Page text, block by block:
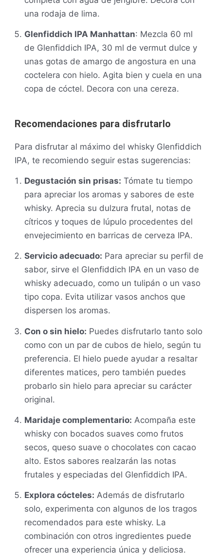
una rodaja de lima.
Glenfiddich IPA Manhattan: Mezcla 60 ml
de Glenfiddich IPA, 30 ml de vermut dulce y
unas gotas de amargo de angostura en una
coctelera con hielo. Agita bien y cuela en una
copa de cóctel. Decora con una cereza.
Recomendaciones para disfrutarlo
Para disfrutar al máximo del whisky Glenfiddich
IPA, te recomiendo seguir estas sugerencias:
Degustación sin prisas: Tómate tu tiempo
para apreciar los aromas y sabores de este
whisky. Aprecia su dulzura frutal, notas de
cítricos y toques de lúpulo procedentes del
envejecimiento en barricas de cerveza IPA.
Servicio adecuado: Para apreciar su perfil de
sabor, sirve el Glenfiddich IPA en un vaso de
whisky adecuado, como un tulipán o un vaso
tipo copa. Evita utilizar vasos anchos que
dispersen los aromas.
Con o sin hielo: Puedes disfrutarlo tanto solo
como con un par de cubos de hielo, según tu
preferencia. El hielo puede ayudar a resaltar
diferentes matices, pero también puedes
probarlo sin hielo para apreciar su carácter
original.
Maridaje complementario: Acompaña este
whisky con bocados suaves como frutos
secos, queso suave o chocolates con cacao
alto. Estos sabores realzarán las notas
frutales y especiadas del Glenfiddich IPA.
Explora cócteles: Además de disfrutarlo
solo, experimenta con algunos de los tragos
recomendados para este whisky. La
combinación con otros ingredientes puede
ofrecer una experiencia única y deliciosa.